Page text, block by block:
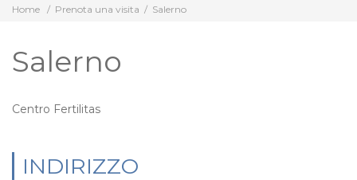
Home / Prenota una visita / Salerno
Salerno
Centro Fertilitas
INDIRIZZO